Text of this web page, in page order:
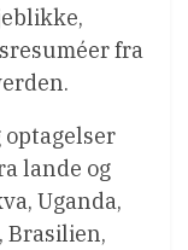
fra
optagelser
lande og
Uganda,
Brasilien,